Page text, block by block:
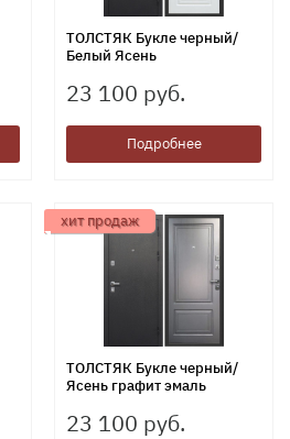
ТОЛСТЯК Букле черный/
Белый Ясень
23 100 руб.
Подробнее
хит продаж
ТОЛСТЯК Букле черный/
Ясень графит эмаль
23 100 руб.